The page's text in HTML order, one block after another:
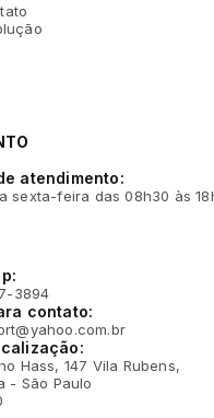
atendimento:
sexta-feira das 08h30 às
3894
contato:
Hass, 147 Vila Rubens,
- São Paulo